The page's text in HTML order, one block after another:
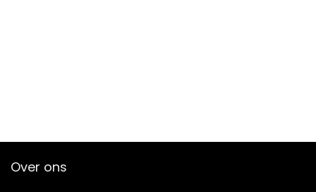
Over ons